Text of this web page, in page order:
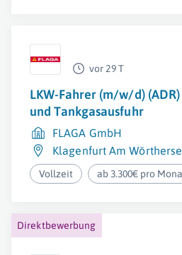
vor 29 T
LKW-Fahrer (m/w/d)
und Tankgasausfuhr
FLAGA GmbH
Klagenfurt Am
Vollzeit ab 3.300€ pro
Direktbewerbung